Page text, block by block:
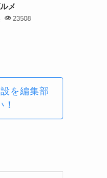
メ
23508
を編集部